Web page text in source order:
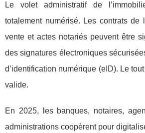
Le volet administratif de
totalement numérisé. Les contrats de
vente et actes notariés peuvent être
des signatures électroniques
d’identification numérique (eID). Le
valide.
En 2025, les banques, notaires,
administrations coopèrent pour